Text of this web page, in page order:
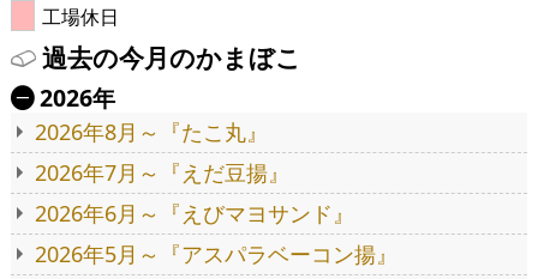
工場休日
過去の今月のかまぼこ
Ä 2026年
2026年8月～『たこ丸』
2026年7月～『えだ豆揚』
2026年6月～『えびマヨサンド』
2026年5月～『アスパラベーコン揚』